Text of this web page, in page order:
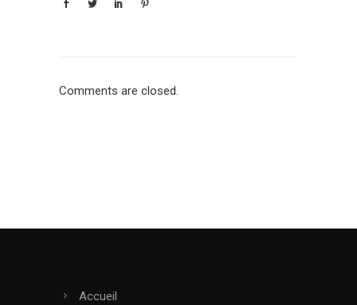
Comments are closed.
Accueil